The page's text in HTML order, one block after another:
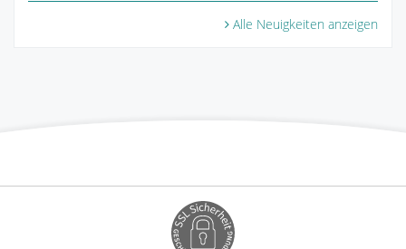
Alle Neuigkeiten anzeigen